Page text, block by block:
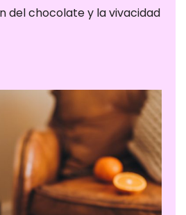
del chocolate y la vivacidad